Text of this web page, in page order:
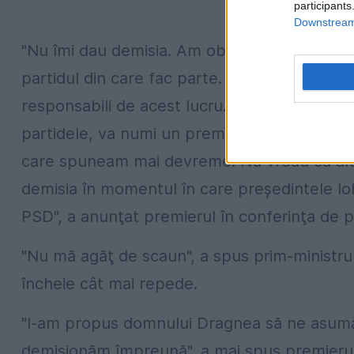
"Nu îmi dau demisia. Am obligaţia să mă
partidul din care fac parte. E Guvernul
responsabili de acest lucru. Îmi voi da
partidele, va numi un premier de la PSD. E
care spuneam mai devreme. Nu vreau ca
demisia în momentul în care preşedintele
PSD", a anunţat premierul în conferinţa de
"Nu mă agăţ de scaun", a spus prim-
încheie cât mai repede.
"I-am propus domnului Dragnea să ne